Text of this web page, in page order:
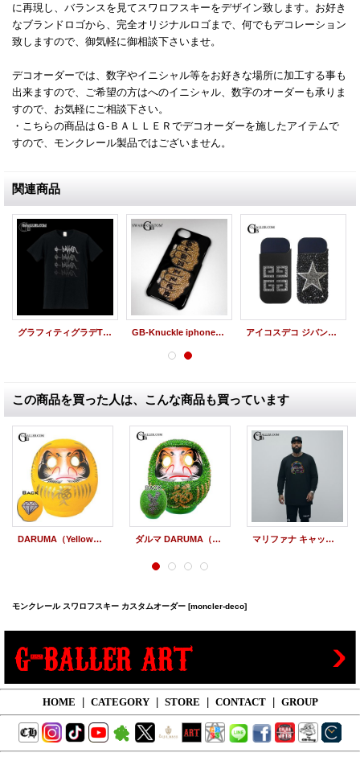
に再現し、バランスを見てスワロフスキーをデザイン致します。お好き
なブランドロゴから、完全オリジナルロゴまで、何でもデコレーション
致しますので、御気軽に御相談下さいませ。
デコオーダーでは、数字やイニシャル等をお好きな場所に加工する事も
出来ますので、ご希望の方はへのイニシャル、数字のオーダーも承りま
すので、お気軽にご相談下さい。
・こちらの商品はＧ-ＢＡＬＬＥＲでデコオーダーを施したアイテムで
すので、モンクレール製品ではございません。
関連商品
グラフィティグラデTシャツ GB-Knuckle iphoneケース スワロ アイコスデコ ジバンシー STAR ロゴ
この商品を買った人は、こんな商品も買っています
DARUMA（Yellow） ×スワロフスキー フルオーダー/カスタムオーダー ダルマ DARUMA（Green） × スワロフスキー フルオーダー/カスタムオーダー マリファナ キャップ スワロフスキー レインボー カスタムオーダー
モンクレール スワロフスキー カスタムオーダー [moncler-deco]
HOME | CATEGORY | STORE | CONTACT | GROUP